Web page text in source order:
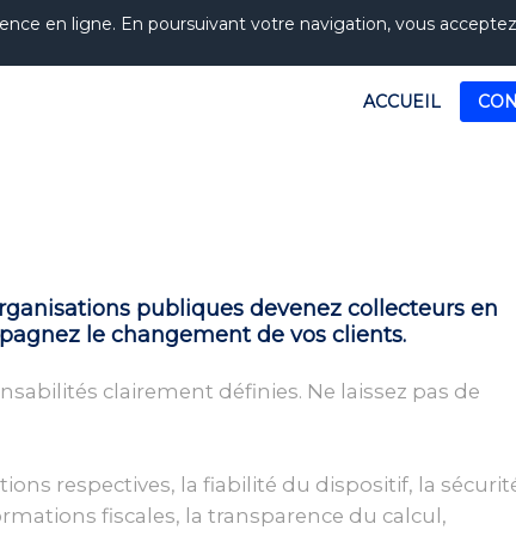
ACCUEIL
publiques devenez collecteurs en
le changement de vos clients.
clairement définies. Ne laissez pas de
respectives, la fiabilité du dispositif, la
fiscales, la transparence du calcul,
en ligne. En poursuivant votre navigation, vous